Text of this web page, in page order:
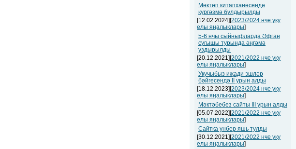
Мәктәп китапханәсендә
күргәзмә булдырылды
[12.02.2024][2023/2024 нче уку
елы яңалыклары]
5-6 нчы сыйныфларда Әфган
сугышы турында әңгәмә
уздырылды
[20.12.2021][2021/2022 нче уку
елы яңалыклары]
Укучыбыз иҗади эшләр
бәйгесендә II урын алды
[18.12.2023][2023/2024 нче уку
елы яңалыклары]
Мәктәбебез сайты III урын алды
[05.07.2022][2021/2022 нче уку
елы яңалыклары]
Сайтка унбер яшь тулды
[30.12.2021][2021/2022 нче уку
елы яңалыклары]